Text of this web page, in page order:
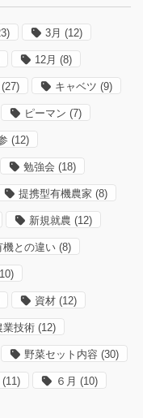
3月 (12)
12月 (8)
(27) キャベツ (9)
ピーマン (7)
(12)
勉強会 (18)
提携型有機農家 (8)
新規就農 (12)
機との違い (8)
資材 (12)
業技術 (12)
野菜セット内容 (30)
(11) ６月 (10)